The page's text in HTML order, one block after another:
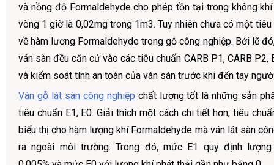
và nồng độ Formaldehyde cho phép tồn tại trong không
vòng 1 giờ là 0,02mg trong 1m3. Tuy nhiên chưa có một tiêu
về hàm lượng Formaldehyde trong gỗ công nghiệp. Bởi lẽ
ván sàn đều căn cứ vào các tiêu chuẩn CARB P1, CARB P2,
và kiểm soát tính an toàn của ván sàn trước khi đến tay
Ván gỗ lát sàn công nghiệp chất lượng tốt là những sản
tiêu chuẩn E1, E0. Giải thích một cách chi tiết hơn, tiêu
biểu thị cho hàm lượng khí Formaldehyde mà ván lát sàn
ra ngoài môi trường. Trong đó, mức E1 quy định